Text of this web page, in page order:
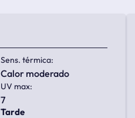
Sens. térmica:
calor moderado
UV max:
7
Tarde